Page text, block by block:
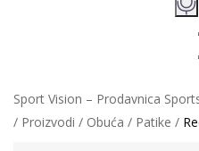
Sport Vision – Prodavnica
Proizvodi
Obuća Patike